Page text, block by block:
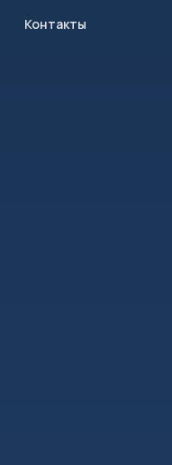
Контакты